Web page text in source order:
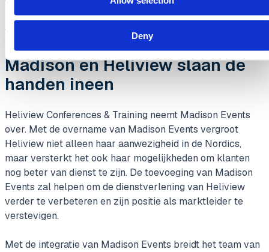
Deny
kwalitatieve evenementen in de IT sector en het bieden
van uitgebreide ondersteuning en advies.
Madison en Heliview slaan de
handen ineen
Heliview Conferences & Training neemt Madison Events
over. Met de overname van Madison Events vergroot
Heliview niet alleen haar aanwezigheid in de Nordics,
maar versterkt het ook haar mogelijkheden om klanten
nog beter van dienst te zijn. De toevoeging van Madison
Events zal helpen om de dienstverlening van Heliview
verder te verbeteren en zijn positie als marktleider te
verstevigen.
Met de integratie van Madison Events breidt het team van